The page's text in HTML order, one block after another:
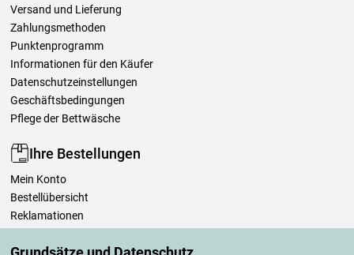
Versand und Lieferung
Zahlungsmethoden
Punktenprogramm
Informationen für den Käufer
Datenschutzeinstellungen
Geschäftsbedingungen
Pflege der Bettwäsche
Ihre Bestellungen
Mein Konto
Bestellübersicht
Reklamationen
Einfach mehr wissen